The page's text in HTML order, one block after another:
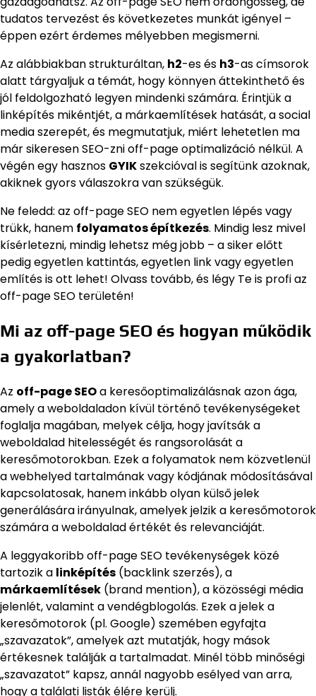
tudatos tervezést és következetes munkát igényel –
éppen ezért érdemes mélyebben megismerni.
Az alábbiakban strukturáltan, h2-es és h3-as címsorok
alatt tárgyaljuk a témát, hogy könnyen áttekinthető és
jól feldolgozható legyen mindenki számára. Érintjük a
linképítés mikéntjét, a márkaemlítések hatását, a social
media szerepét, és megmutatjuk, miért lehetetlen ma
már sikeresen SEO-zni off-page optimalizáció nélkül. A
végén egy hasznos GYIKszekcióval is segítünk azoknak,
akiknek gyors válaszokra van szükségük.
Ne feledd: az off-page SEO nem egyetlen lépés vagy
trükk, hanem folyamatos építkezés. Mindig lesz mivel
kísérletezni, mindig lehetsz még jobb – a siker előtt
pedig egyetlen kattintás, egyetlen link vagy egyetlen
említés is ott lehet! Olvass tovább, és légy Te is profi az
off-page SEO területén!
Mi az off-page SEO és hogyan működik
a gyakorlatban?
Az off-page SEOa keresőoptimalizálásnak azon ága,
amely a weboldaladon kívül történő tevékenységeket
foglalja magában, melyek célja, hogy javítsák a
weboldalad hitelességét és rangsorolását a
keresőmotorokban. Ezek a folyamatok nem közvetlenül
a webhelyed tartalmának vagy kódjának módosításával
kapcsolatosak, hanem inkább olyan külső jelek
generálására irányulnak, amelyek jelzik a keresőmotorok
számára a weboldalad értékét és relevanciáját.
A leggyakoribb off-page SEO tevékenységek közé
tartozik a linképítés (backlink szerzés), a
márkaemlítések (brand mention), a közösségi média
jelenlét, valamint a vendégblogolás. Ezek a jelek a
keresőmotorok (pl. Google) szemében egyfajta
„szavazatok”, amelyek azt mutatják, hogy mások
értékesnek találják a tartalmadat. Minél több minőségi
„szavazatot” kapsz, annál nagyobb esélyed van arra,
hogy a találati listák élére kerülj.